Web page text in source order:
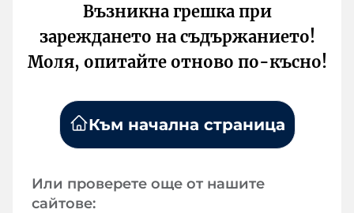
Възникна грешка при
зареждането на съдържанието!
Моля, опитайте отново по-късно!
Към начална страница
Или проверете още от нашите
сайтове: